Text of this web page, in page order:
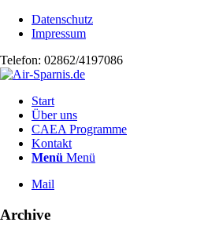
Datenschutz
Impressum
Telefon: 02862/4197086
Start
Über uns
CAEA Programme
Kontakt
Menü Menü
Mail
Archive